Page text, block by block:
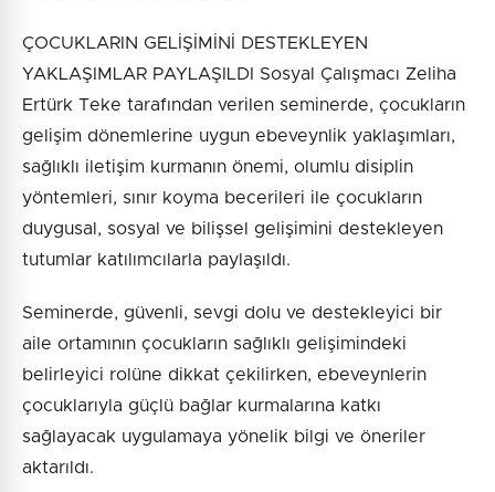
ÇOCUKLARIN GELİŞİMİNİ DESTEKLEYEN
YAKLAŞIMLAR PAYLAŞILDI Sosyal Çalışmacı Zeliha
Ertürk Teke tarafından verilen seminerde, çocukların
gelişim dönemlerine uygun ebeveynlik yaklaşımları,
sağlıklı iletişim kurmanın önemi, olumlu disiplin
yöntemleri, sınır koyma becerileri ile çocukların
duygusal, sosyal ve bilişsel gelişimini destekleyen
tutumlar katılımcılarla paylaşıldı.
Seminerde, güvenli, sevgi dolu ve destekleyici bir
aile ortamının çocukların sağlıklı gelişimindeki
belirleyici rolüne dikkat çekilirken, ebeveynlerin
çocuklarıyla güçlü bağlar kurmalarına katkı
sağlayacak uygulamaya yönelik bilgi ve öneriler
aktarıldı.